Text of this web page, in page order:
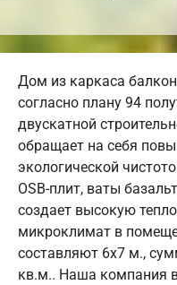
Дом из каркаса
согласно плану 94
двускатной
обращает на себя
экологической
OSB-плит, ваты
создает высокую
микроклимат в
составляют 6х7 м.,
кв.м.. Наша компания